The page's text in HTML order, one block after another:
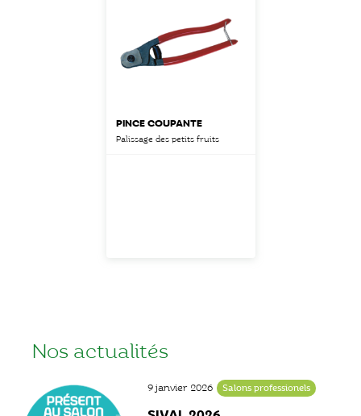
PINCE COUPANTE
Palissage des petits fruits
Nos actualités
9 janvier 2026 Salons professionels